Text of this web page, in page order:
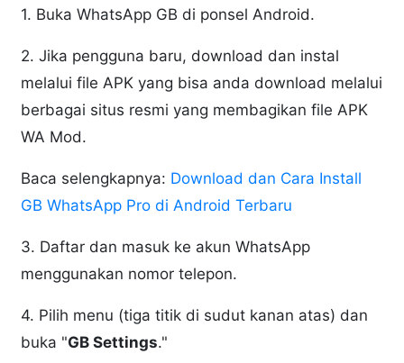
1. Buka WhatsApp GB di ponsel Android.
2. Jika pengguna baru, download dan instal
melalui file APK yang bisa anda download melalui
berbagai situs resmi yang membagikan file APK
WA Mod.
Baca selengkapnya: Download dan Cara Install
GB WhatsApp Pro di Android Terbaru
3. Daftar dan masuk ke akun WhatsApp
menggunakan nomor telepon.
4. Pilih menu (tiga titik di sudut kanan atas) dan
buka "GB Settings."